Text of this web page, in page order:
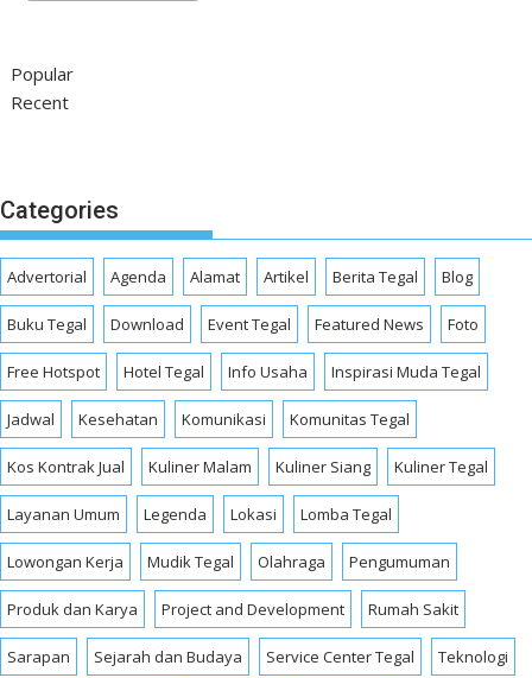
Popular
Recent
Categories
Advertorial Agenda Alamat Artikel Berita Tegal Blog
Buku Tegal Download Event Tegal Featured News Foto
Free Hotspot Hotel Tegal Info Usaha Inspirasi Muda Tegal
Jadwal Kesehatan Komunikasi Komunitas Tegal
Kos Kontrak Jual Kuliner Malam Kuliner Siang Kuliner Tegal
Layanan Umum Legenda Lokasi Lomba Tegal
Lowongan Kerja Mudik Tegal Olahraga Pengumuman
Produk dan Karya Project and Development Rumah Sakit
Sarapan Sejarah dan Budaya Service Center Tegal Teknologi